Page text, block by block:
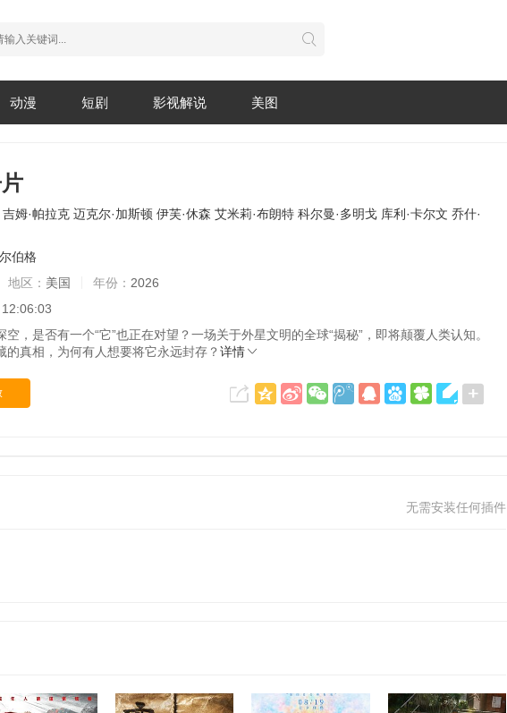
动漫 短剧 影视解说 美图
吉姆·帕拉克 迈克尔·加斯顿 伊芙·休森 艾米莉·布朗特 科尔曼·多明戈 库利·卡尔文 乔什·
伯格
地区： 美国 年份： 2026
空，是否有一个“它”也正在对望？一场关于外星文明的全球“揭秘”，即将颠覆人类认知。
的真相，为何有人想要将它永远封存？详情
无需安装任何插件